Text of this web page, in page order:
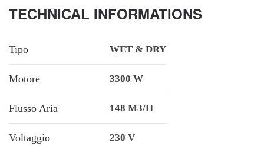
TECHNICAL INFORMATIONS
Tipo WET & DRY
Motore 3300 W
Flusso Aria 148 M3/h
Voltaggio 230 V